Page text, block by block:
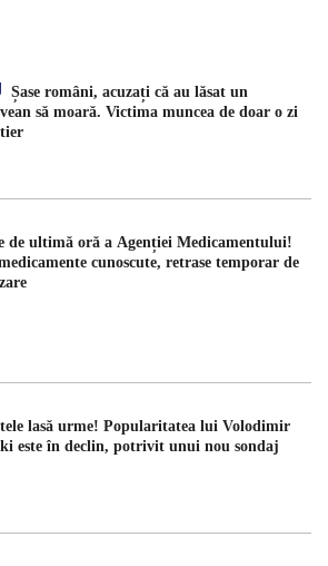
Șase români, acuzați că au lăsat un
să moară. Victima muncea de doar o zi
de ultimă oră a Agenției Medicamentului!
cunoscute, retrase temporar de
lasă urme! Popularitatea lui Volodimir
este în declin, potrivit unui nou sondaj